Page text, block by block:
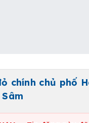
chính chủ phố